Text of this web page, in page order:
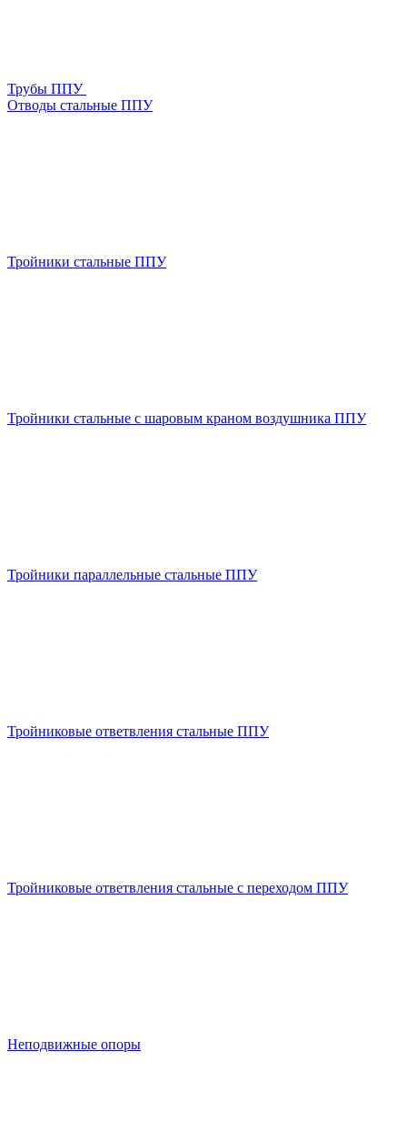
Трубы ППУ
Отводы стальные ППУ
Тройники стальные ППУ
Тройники стальные с шаровым краном воздушника ППУ
Тройники параллельные стальные ППУ
Тройниковые ответвления стальные ППУ
Тройниковые ответвления стальные с переходом ППУ
Неподвижные опоры